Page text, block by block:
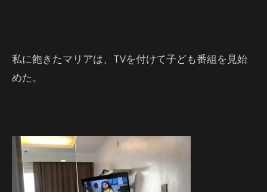
私に飽きたマリアは、TVを付けて子ども番組を見始
めた。